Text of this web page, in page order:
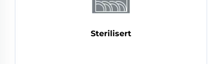
Sterilisert